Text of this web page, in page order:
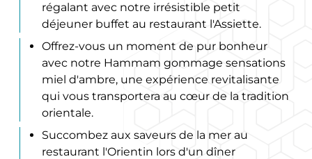
régalant avec notre irrésistible petit
déjeuner buffet au restaurant l'Assiette.
Offrez-vous un moment de pur bonheur
avec notre Hammam gommage sensations
miel d'ambre, une expérience revitalisante
qui vous transportera au cœur de la tradition
orientale.
Succombez aux saveurs de la mer au
restaurant l'Orientin lors d'un dîner